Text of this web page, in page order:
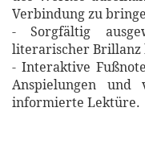
Verbindung zu
- Sorgfältig
literarischer Brillanz
- Interaktive
Anspielungen und
informierte Lektüre.